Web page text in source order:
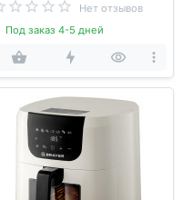
Нет отзывов
Под заказ 4-5 дней